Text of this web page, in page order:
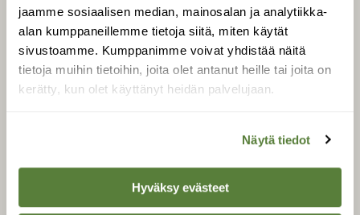
jaamme sosiaalisen median, mainosalan ja analytiikka-
alan kumppaneillemme tietoja siitä, miten käytät
sivustoamme. Kumppanimme voivat yhdistää näitä
tietoja muihin tietoihin, joita olet antanut heille tai joita on
kerätty, kun olet käyttänyt heidän palvelujaan.
Näytä tiedot
Hyväksy evästeet
SUOMEN LUONNON­
SUOJELU­LIITTO
Suomen Luonto -lehden
luonnonsuojelu­liitto.